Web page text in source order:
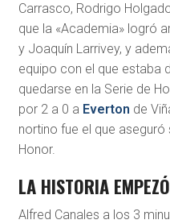
Carrasco, Rodrigo
que la «Academia» logró
y Joaquín Larrivey, y
equipo con el que estaba
quedarse en la Serie de
por 2 a 0 a Everton de
nortino fue el que
Honor.
LA HISTORIA
Alfred Canales a los 3